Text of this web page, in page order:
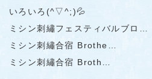
いろいろ(^▽^;)💦
ミシン刺繡フェスティバルブロ…
ミシン刺繡合宿 Brothe…
ミシン刺繡合宿 Broth…